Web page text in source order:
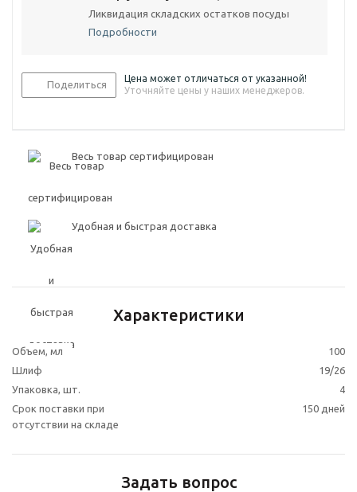
Ликвидация складских остатков посуды
Подробности
Поделиться
Цена может отличаться от указанной!
Уточняйте цены у наших менеджеров.
Весь товар сертифицирован
Удобная и быстрая доставка
Характеристики
Объем, мл
100
Шлиф
19/26
Упаковка, шт.
4
Срок поставки при
отсутствии на складе
150 дней
Задать вопрос